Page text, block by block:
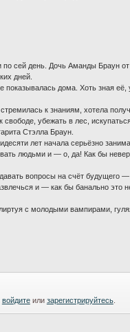
по сей день. Дочь Аманды Браун
дней.
показывалась дома. Хоть зная
к знаниям, хотела
убежать в лес,
Стэлла Браун.
лет начала серьёзно
людьми и — о, да! Как бы
вопросы на счёт
и — как бы банально
с молодыми вампирами,
войдитеили зарегистрируйтесь.